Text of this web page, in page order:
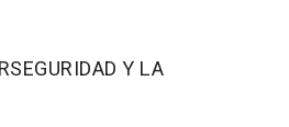
Y LA